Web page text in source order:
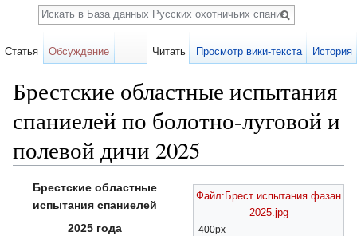
Брестские областные испытания
спаниелей по болотно-луговой и
полевой дичи 2025
Файл:Брест испытания фазан
2025.jpg
400px
Брестские областные
испытания спаниелей
2025 года
Статья Обсуждение Читать Просмотр вики-текста История
Поиск